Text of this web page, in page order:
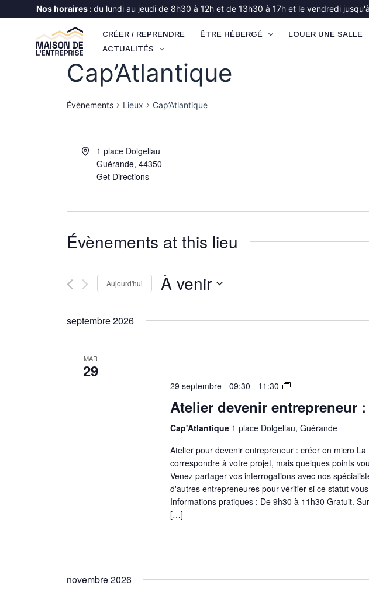
Nos horaires :du lundi au jeudi de 8h30 à 12h et de 13h30 à 17h et le vendredi
CRÉER / REPRENDRE ÊTRE HÉBERGÉ LOUER UNE SALLE
ACTUALITÉS
Cap’Atlantique
Évènements Lieux Cap’Atlantique
1 place Dolgellau
Guérande, 44350
Get Directions
Évènements at this lieu
Aujourd'hui À venir
septembre 2026
MAR
29
29 septembre - 09:30 - 11:30
Les
micro-
entreprise
Atelier devenir entrepreneur
Cap'Atlantique 1 place Dolgellau, Guérande
Atelier pour devenir entrepreneur : créer en micro
correspondre à votre projet, mais quelques points
Venez partager vos interrogations avec nos
d'autres entrepreneures pour vérifier si ce statut
Informations pratiques : De 9h30 à 11h30 Gratuit.
[…]
novembre 2026